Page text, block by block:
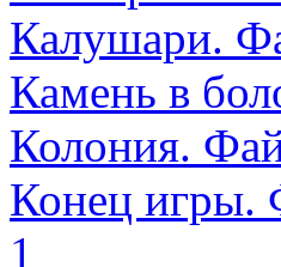
Калушари.
Камень в
Колония.
Конец
1